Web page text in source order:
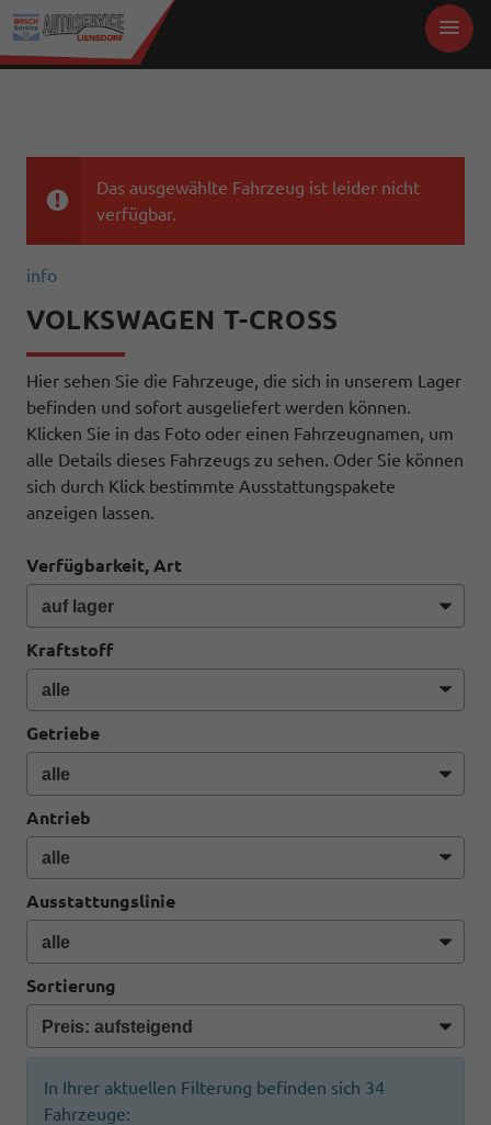
Das ausgewählte Fahrzeug ist leider nicht
verfügbar.
info
VOLKSWAGEN T-CROSS
Hier sehen Sie die Fahrzeuge, die sich in unserem Lager
befinden und sofort ausgeliefert werden können.
Klicken Sie in das Foto oder einen Fahrzeugnamen, um
alle Details dieses Fahrzeugs zu sehen. Oder Sie können
sich durch Klick bestimmte Ausstattungspakete
anzeigen lassen.
Verfügbarkeit, Art
Kraftstoff
Getriebe
Antrieb
Ausstattungslinie
Sortierung
In Ihrer aktuellen Filterung befinden sich 34
Fahrzeuge: